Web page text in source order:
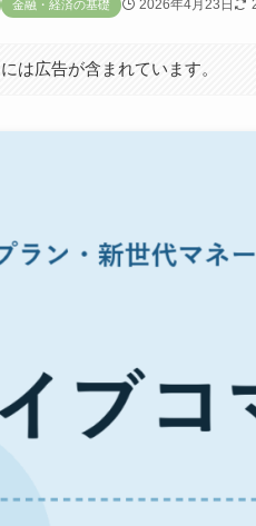
金融・経済の基礎 2026年4月23日
は広告が含まれています。